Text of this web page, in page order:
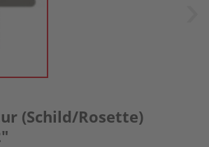
(Schild/Rosette)